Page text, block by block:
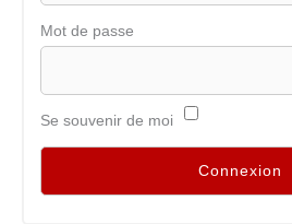
Mot de passe
Se souvenir de moi